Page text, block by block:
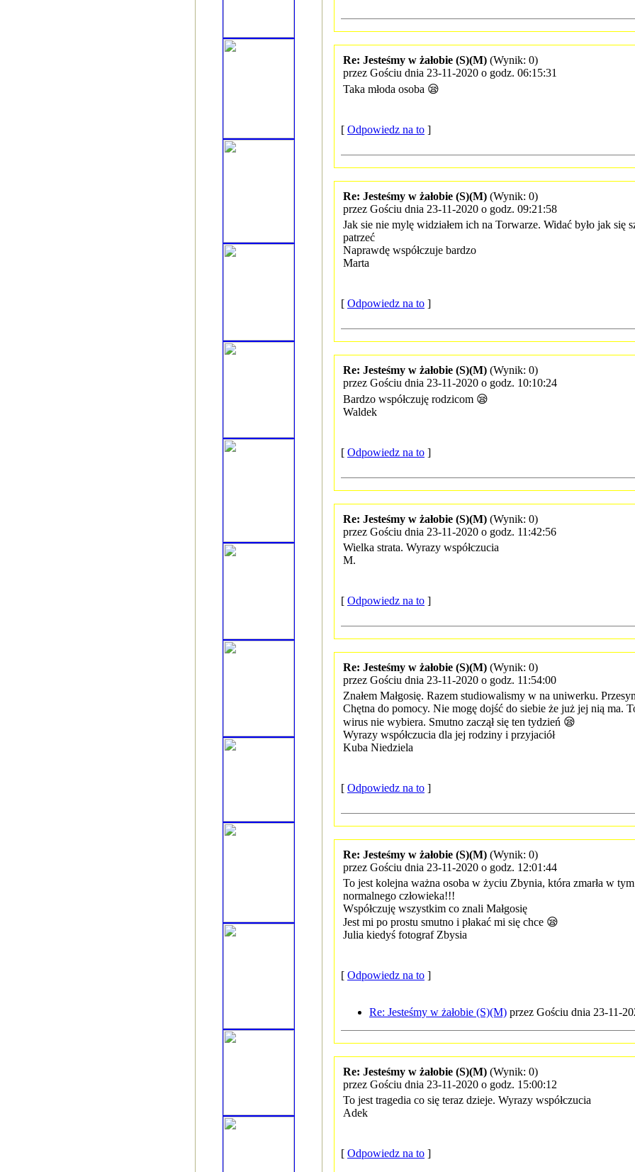
Re: Jesteśmy w żałobie (S)(M) (Wynik: 0)
przez Gościu dnia 23-11-2020 o godz. 06:15:31
Taka młoda osoba 😪
[ Odpowiedz na to ]
Re: Jesteśmy w żałobie (S)(M) (Wynik: 0)
przez Gościu dnia 23-11-2020 o godz. 09:21:58
Jak sie nie mylę widziałem ich na Torwarze. Widać było jak się
patrzeć
Naprawdę współczuje bardzo
Marta
[ Odpowiedz na to ]
Re: Jesteśmy w żałobie (S)(M) (Wynik: 0)
przez Gościu dnia 23-11-2020 o godz. 10:10:24
Bardzo współczuję rodzicom 😪
Waldek
[ Odpowiedz na to ]
Re: Jesteśmy w żałobie (S)(M) (Wynik: 0)
przez Gościu dnia 23-11-2020 o godz. 11:42:56
Wielka strata. Wyrazy współczucia
M.
[ Odpowiedz na to ]
Re: Jesteśmy w żałobie (S)(M) (Wynik: 0)
przez Gościu dnia 23-11-2020 o godz. 11:54:00
Znałem Małgosię. Razem studiowalismy w na uniwerku.
Chętna do pomocy. Nie mogę dojść do siebie że już jej nią ma.
wirus nie wybiera. Smutno zaczął się ten tydzień 😪
Wyrazy współczucia dla jej rodziny i przyjaciół
Kuba Niedziela
[ Odpowiedz na to ]
Re: Jesteśmy w żałobie (S)(M) (Wynik: 0)
przez Gościu dnia 23-11-2020 o godz. 12:01:44
To jest kolejna ważna osoba w życiu Zbynia, która zmarła w
normalnego człowieka!!!
Współczuję wszystkim co znali Małgosię
Jest mi po prostu smutno i płakać mi się chce 😪
Julia kiedyś fotograf Zbysia
[ Odpowiedz na to ]
Re: Jesteśmy w żałobie (S)(M) przez Gościu dnia 23-11-
Re: Jesteśmy w żałobie (S)(M) (Wynik: 0)
przez Gościu dnia 23-11-2020 o godz. 15:00:12
To jest tragedia co się teraz dzieje. Wyrazy współczucia
Adek
[ Odpowiedz na to ]